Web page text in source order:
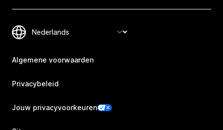
Algemene voorwaarden
Privacybeleid
Jouw privacyvoorkeuren